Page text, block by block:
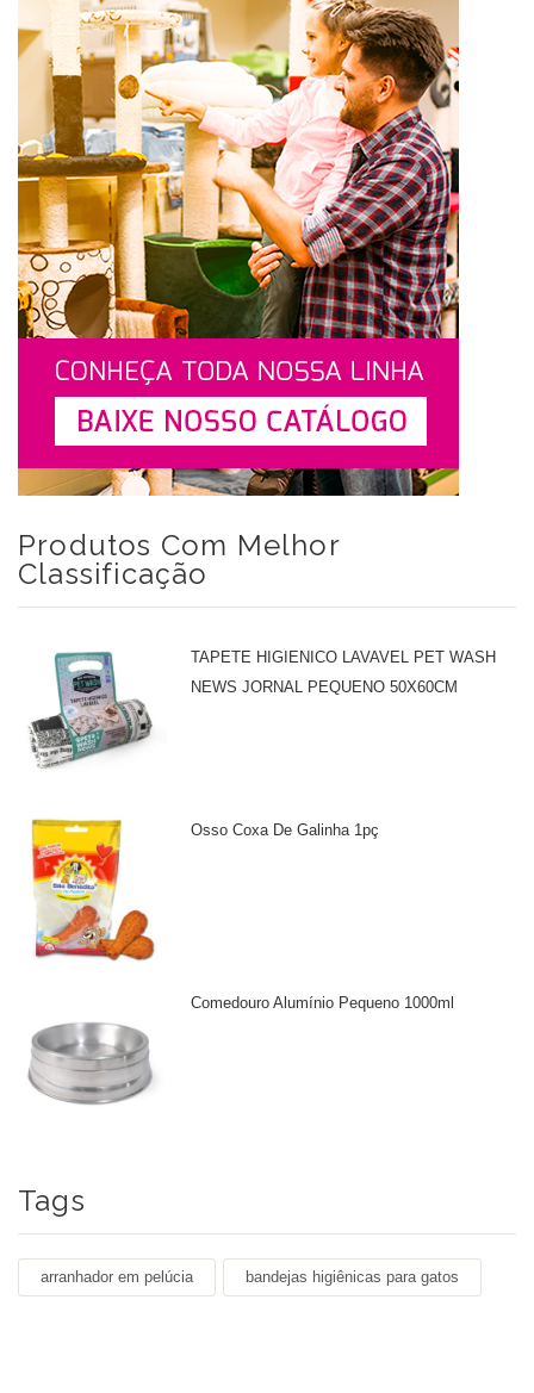
Produtos Com Melhor
Classificação
TAPETE HIGIENICO LAVAVEL PET WASH
NEWS JORNAL PEQUENO 50X60CM
Osso Coxa De Galinha 1pç
Comedouro Alumínio Pequeno 1000ml
Tags
arranhador em pelúcia bandejas higiênicas para gatos